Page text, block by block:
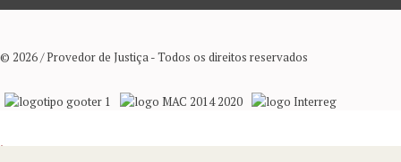
© 2026 / Provedor de Justiça - Todos os direitos reservados